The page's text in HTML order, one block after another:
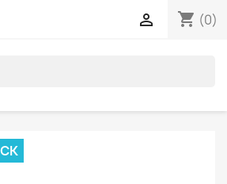
shopping_cart (0)
